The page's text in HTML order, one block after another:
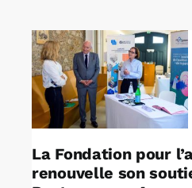
Rechercher:
Annonces emploi
La Fondation pour
renouvelle son